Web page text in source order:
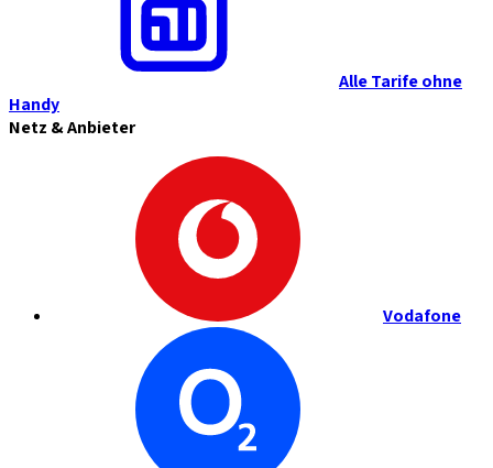
Alle Tarife ohne
Handy
Netz & Anbieter
Vodafone